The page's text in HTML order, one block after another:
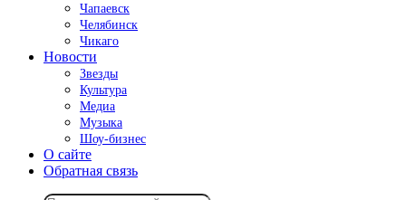
Чапаевск
Челябинск
Чикаго
Новости
Звезды
Культура
Медиа
Музыка
Шоу-бизнес
О сайте
Обратная связь